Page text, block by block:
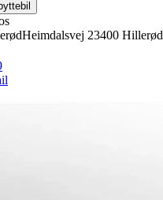
Heimdalsvej 23400 Hillerød